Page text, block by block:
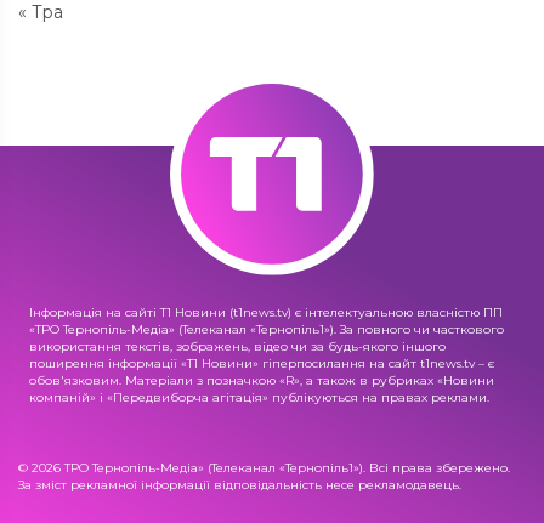
« Тра
Інформація на сайті Т1 Новини (t1news.tv) є інтелектуальною власністю ПП
«ТРО Тернопіль-Медіа» (Телеканал «Тернопіль1»). За повного чи часткового
використання текстів, зображень, відео чи за будь-якого іншого
поширення інформації «Т1 Новини» гіперпосилання на сайт t1news.tv – є
обов'язковим. Матеріали з позначкою «R», а також в рубриках «Новини
компаній» і «Передвиборча агітація» публікуються на правах реклами.
© 2026 ТРО Тернопіль-Медіа» (Телеканал «Тернопіль1»). Всі права збережено.
За зміст рекламної інформації відповідальність несе рекламодавець.